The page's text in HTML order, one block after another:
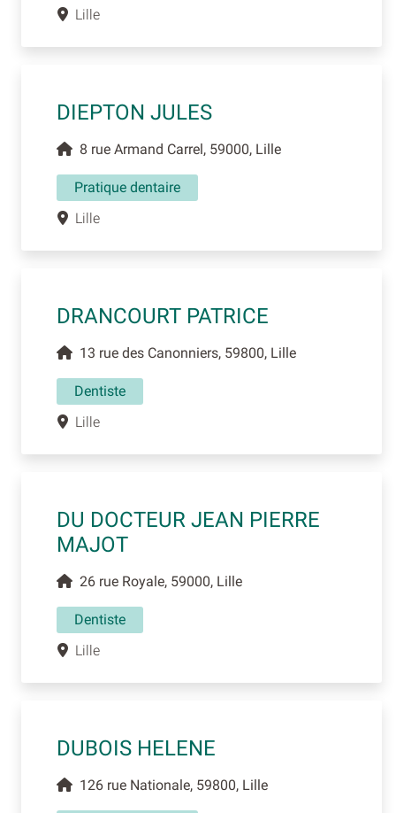
Lille
DIEPTON JULES
8 rue Armand Carrel, 59000, Lille
Pratique dentaire
Lille
DRANCOURT PATRICE
13 rue des Canonniers, 59800, Lille
Dentiste
Lille
DU DOCTEUR JEAN PIERRE
MAJOT
26 rue Royale, 59000, Lille
Dentiste
Lille
DUBOIS HELENE
126 rue Nationale, 59800, Lille